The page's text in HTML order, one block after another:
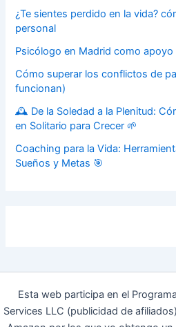
¿Te sientes perdido en la vida?
personal
Psicólogo en Madrid como
Cómo superar los conflictos de
funcionan)
🕰️ De la Soledad a la Plenitud:
en Solitario para Crecer 🌱
Coaching para la Vida:
Sueños y Metas 🎯
Esta web participa en el
Services LLC (publicidad de